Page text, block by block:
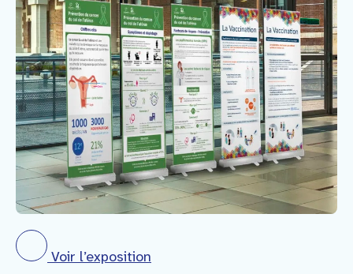
Voir l’exposition